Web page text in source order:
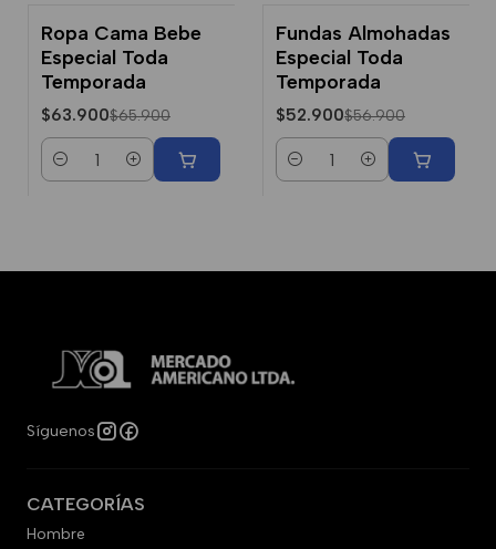
-3% Dcto.
Ropa Cama Bebe
Especial Toda
Temporada
$63.900$65.900
Cantidad
-7% Dcto.
Fundas Almohadas
Especial Toda
Temporada
$52.900$56.900
Cantidad
Síguenos
CATEGORÍAS
Hombre